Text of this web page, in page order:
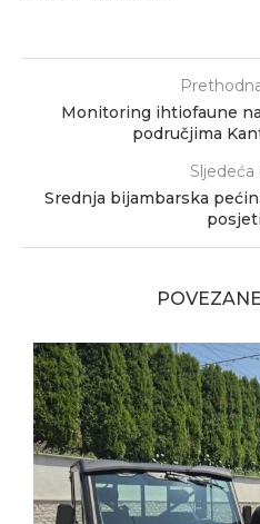
Monitoring ihtiofaune
područjima
Sljedeća
Srednja bijambarska